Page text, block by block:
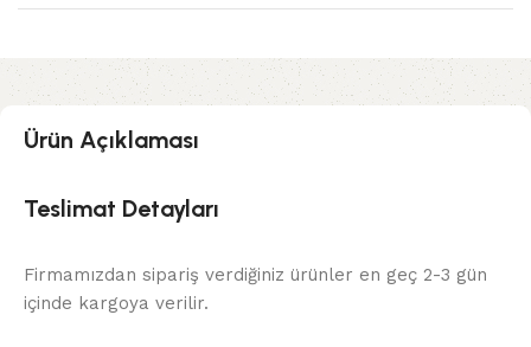
Ürün Açıklaması
Teslimat Detayları
Firmamızdan sipariş verdiğiniz ürünler en geç 2-3 gün
içinde kargoya verilir.